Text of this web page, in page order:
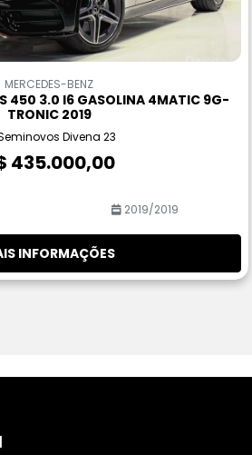
MERCEDES-BENZ
450 3.0 I6 GASOLINA 4MATIC 9G-
TRONIC 2019
Divena 23
435.000,00
2019/2019
INFORMAÇÕES